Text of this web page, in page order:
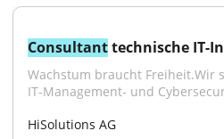
Consultant technische IT-
Wachstum braucht Freiheit.Wir
IT-Management- und
HiSolutions AG